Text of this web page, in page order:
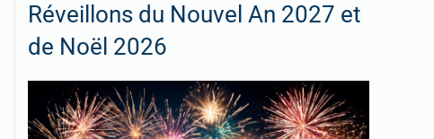
Réveillons du Nouvel An 2027 et
de Noël 2026